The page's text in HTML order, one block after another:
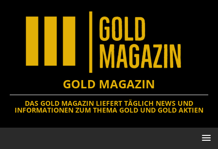
GOLD MAGAZIN
DAS GOLD MAGAZIN LIEFERT TÄGLICH NEWS UND
INFORMATIONEN ZUM THEMA GOLD UND GOLD AKTIEN